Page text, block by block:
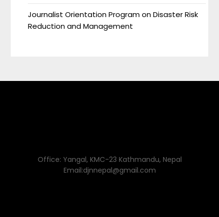
Journalist Orientation Program on Disaster Risk
Reduction and Management
Office: Yangal, KMC-23 Kathmandu, Nepal
Email:djnnepal@gmail.com